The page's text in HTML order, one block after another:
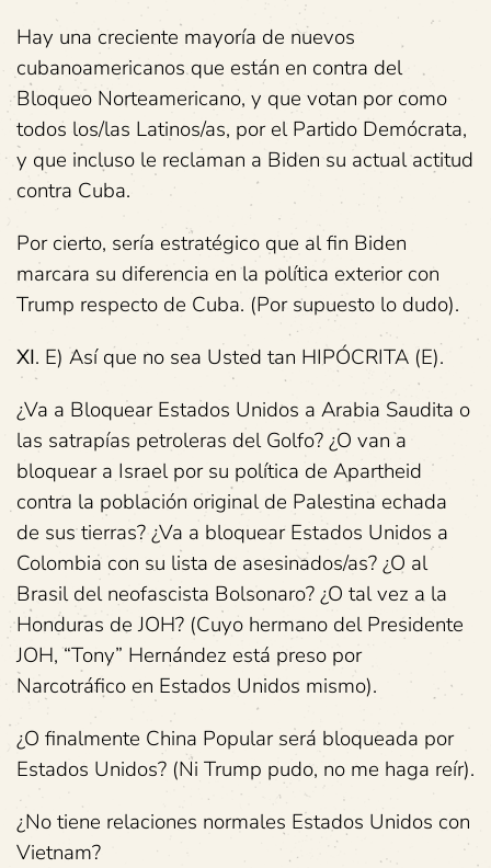
Hay una creciente mayoría de nuevos
cubanoamericanos que están en contra del
Bloqueo Norteamericano, y que votan por como
todos los/las Latinos/as, por el Partido Demócrata,
y que incluso le reclaman a Biden su actual actitud
contra Cuba.
Por cierto, sería estratégico que al fin Biden
marcara su diferencia en la política exterior con
Trump respecto de Cuba. (Por supuesto lo dudo).
XI. E) Así que no sea Usted tan HIPÓCRITA (E).
¿Va a Bloquear Estados Unidos a Arabia Saudita o
las satrapías petroleras del Golfo? ¿O van a
bloquear a Israel por su política de Apartheid
contra la población original de Palestina echada
de sus tierras? ¿Va a bloquear Estados Unidos a
Colombia con su lista de asesinados/as? ¿O al
Brasil del neofascista Bolsonaro? ¿O tal vez a la
Honduras de JOH? (Cuyo hermano del Presidente
JOH, “Tony” Hernández está preso por
Narcotráfico en Estados Unidos mismo).
¿O finalmente China Popular será bloqueada por
Estados Unidos? (Ni Trump pudo, no me haga reír).
¿No tiene relaciones normales Estados Unidos con
Vietnam?